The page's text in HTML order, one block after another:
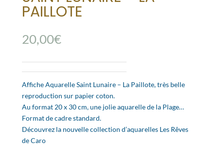
PAILLOTE
20,00€
Affiche Aquarelle Saint Lunaire – La Paillote, très belle
reproduction sur papier coton.
Au format 20 x 30 cm, une jolie aquarelle de la Plage…
Format de cadre standard.
Découvrez la nouvelle collection d’aquarelles Les Rêves
de Caro